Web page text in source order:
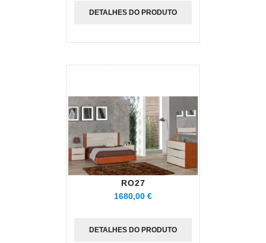
DETALHES DO PRODUTO
RO27
1680,00 €
DETALHES DO PRODUTO